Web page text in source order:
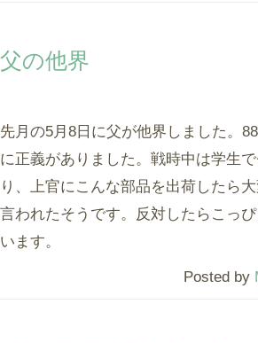
父の他界
先月の5月8日に父が他界しました。
に正義がありました。戦時中は学生
り、上官にこんな部品を出荷したら
言われたそうです。反対したらこっ
います。
Posted by